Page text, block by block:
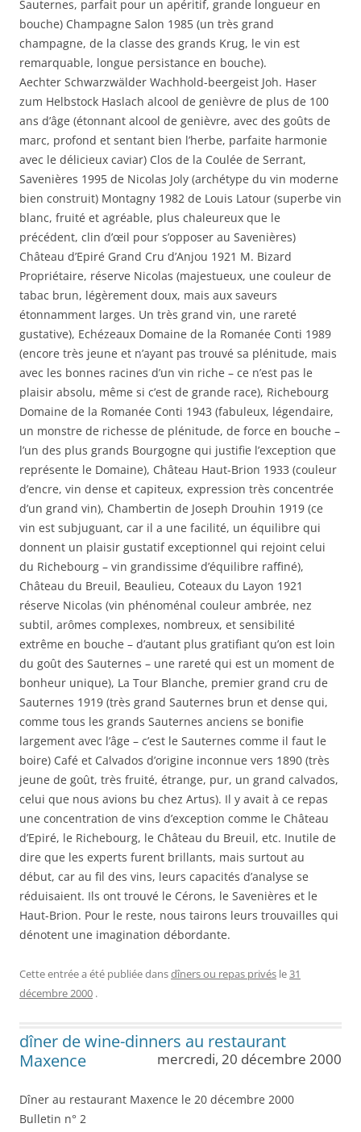
Sauternes, parfait pour un apéritif, grande longueur en
bouche) Champagne Salon 1985 (un très grand
champagne, de la classe des grands Krug, le vin est
remarquable, longue persistance en bouche).
Aechter Schwarzwälder Wachhold-beergeist Joh. Haser
zum Helbstock Haslach alcool de genièvre de plus de 100
ans d’âge (étonnant alcool de genièvre, avec des goûts de
marc, profond et sentant bien l’herbe, parfaite harmonie
avec le délicieux caviar) Clos de la Coulée de Serrant,
Savenières 1995 de Nicolas Joly (archétype du vin moderne
bien construit) Montagny 1982 de Louis Latour (superbe vin
blanc, fruité et agréable, plus chaleureux que le
précédent, clin d’œil pour s’opposer au Savenières)
Château d’Epiré Grand Cru d’Anjou 1921 M. Bizard
Propriétaire, réserve Nicolas (majestueux, une couleur de
tabac brun, légèrement doux, mais aux saveurs
étonnamment larges. Un très grand vin, une rareté
gustative), Echézeaux Domaine de la Romanée Conti 1989
(encore très jeune et n’ayant pas trouvé sa plénitude, mais
avec les bonnes racines d’un vin riche – ce n’est pas le
plaisir absolu, même si c’est de grande race), Richebourg
Domaine de la Romanée Conti 1943 (fabuleux, légendaire,
un monstre de richesse de plénitude, de force en bouche –
l’un des plus grands Bourgogne qui justifie l’exception que
représente le Domaine), Château Haut-Brion 1933 (couleur
d’encre, vin dense et capiteux, expression très concentrée
d’un grand vin), Chambertin de Joseph Drouhin 1919 (ce
vin est subjuguant, car il a une facilité, un équilibre qui
donnent un plaisir gustatif exceptionnel qui rejoint celui
du Richebourg – vin grandissime d’équilibre raffiné),
Château du Breuil, Beaulieu, Coteaux du Layon 1921
réserve Nicolas (vin phénoménal couleur ambrée, nez
subtil, arômes complexes, nombreux, et sensibilité
extrême en bouche – d’autant plus gratifiant qu’on est loin
du goût des Sauternes – une rareté qui est un moment de
bonheur unique), La Tour Blanche, premier grand cru de
Sauternes 1919 (très grand Sauternes brun et dense qui,
comme tous les grands Sauternes anciens se bonifie
largement avec l’âge – c’est le Sauternes comme il faut le
boire) Café et Calvados d’origine inconnue vers 1890 (très
jeune de goût, très fruité, étrange, pur, un grand calvados,
celui que nous avions bu chez Artus). Il y avait à ce repas
une concentration de vins d’exception comme le Château
d’Epiré, le Richebourg, le Château du Breuil, etc. Inutile de
dire que les experts furent brillants, mais surtout au
début, car au fil des vins, leurs capacités d’analyse se
réduisaient. Ils ont trouvé le Cérons, le Savenières et le
Haut-Brion. Pour le reste, nous tairons leurs trouvailles qui
dénotent une imagination débordante.
Cette entrée a été publiée dansdîners ou repas privés le31
décembre 2000 .
dîner de wine-dinners au restaurant
Maxence
mercredi, 20 décembre 2000
Dîner au restaurant Maxence le 20 décembre 2000
Bulletin n° 2